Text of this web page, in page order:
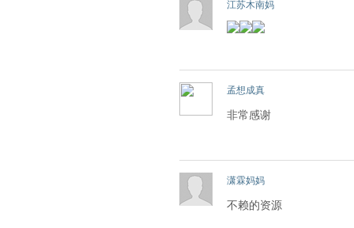
江苏木南妈
孟想成真
非常感谢
潇霖妈妈
不赖的资源